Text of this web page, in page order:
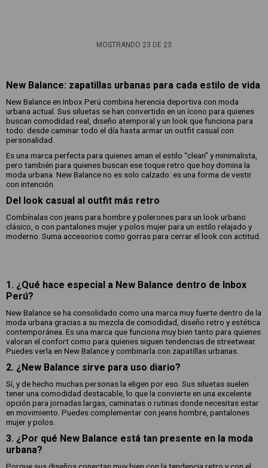
MOSTRANDO 23 DE 23
New Balance: zapatillas urbanas para cada estilo de vida
New Balance en Inbox Perú combina herencia deportiva con moda
urbana actual. Sus siluetas se han convertido en un ícono para quienes
buscan comodidad real, diseño atemporal y un look que funciona para
todo: desde caminar todo el día hasta armar un outfit casual con
personalidad.
Es una marca perfecta para quienes aman el estilo “clean” y minimalista,
pero también para quienes buscan ese toque retro que hoy domina la
moda urbana. New Balance no es solo calzado: es una forma de vestir
con intención.
Del look casual al outfit más retro
Combínalas con jeans para hombre y polerones para un look urbano
clásico, o con pantalones mujer y polos mujer para un estilo relajado y
moderno. Suma accesorios como gorras para cerrar el look con actitud.
1. ¿Qué hace especial a New Balance dentro de Inbox
Perú?
New Balance se ha consolidado como una marca muy fuerte dentro de la
moda urbana gracias a su mezcla de comodidad, diseño retro y estética
contemporánea. Es una marca que funciona muy bien tanto para quienes
valoran el confort como para quienes siguen tendencias de streetwear.
Puedes verla en New Balance y combinarla con zapatillas urbanas.
2. ¿New Balance sirve para uso diario?
Sí, y de hecho muchas personas la eligen por eso. Sus siluetas suelen
tener una comodidad destacable, lo que la convierte en una excelente
opción para jornadas largas, caminatas o rutinas donde necesitas estar
en movimiento. Puedes complementar con jeans hombre, pantalones
mujer y polos.
3. ¿Por qué New Balance está tan presente en la moda
urbana?